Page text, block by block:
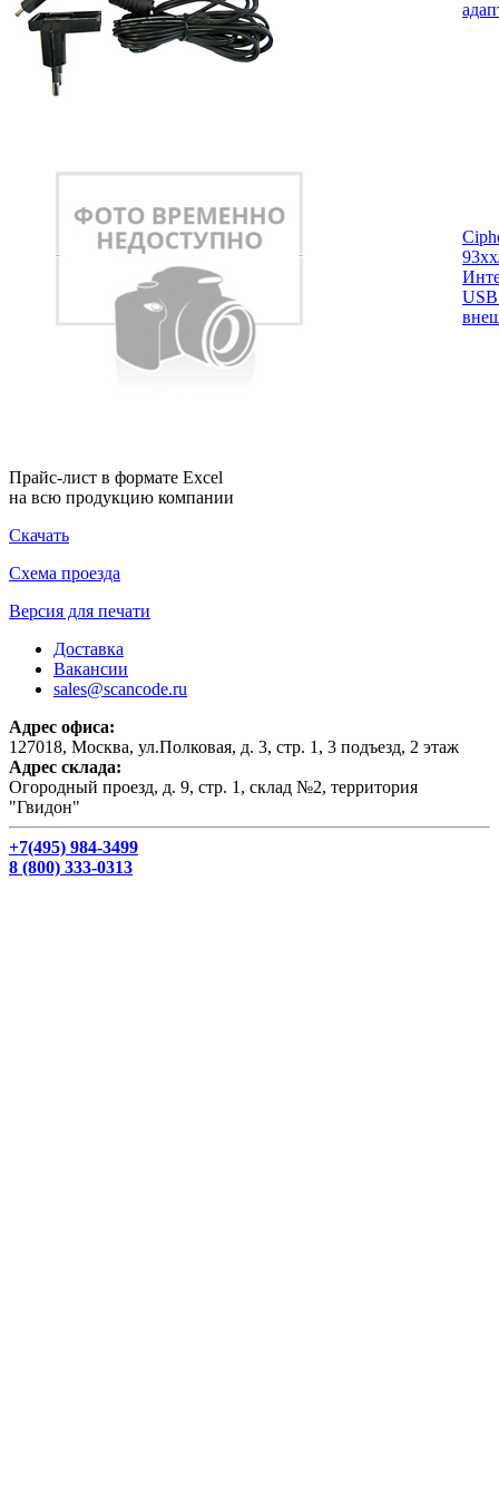
Прайс-лист в формате Excel
на всю продукцию компании
Скачать
Схема проезда
Версия для печати
Доставка
Вакансии
sales@scancode.ru
Адрес офиса:
127018, Москва, ул.Полковая, д. 3, стр. 1, 3 подъезд, 2 этаж
Адрес склада:
Огородный проезд, д. 9, стр. 1, склад №2, территория
"Гвидон"
+7(495) 984-3499
8 (800) 333-0313